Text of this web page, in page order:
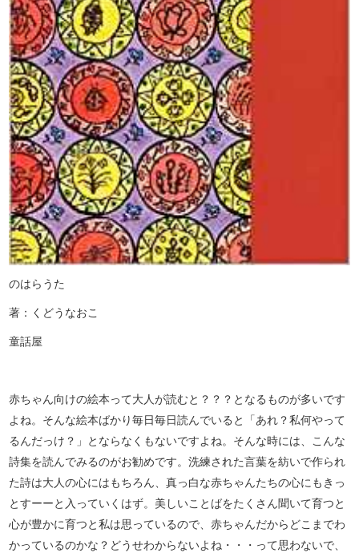
のはらうた
著：くどうなおこ
童話屋
赤ちゃん向けの絵本って大人が読むと？？？となるものが多いです
よね。そんな絵本ばかり毎日毎日読んでいると「あれ？私何やって
るんだっけ？」とならなくもないですよね。そんな時には、こんな
詩集を読んでみるのがお勧めです。洗練された言葉を紡いで作られ
た詩は大人の心にはもちろん、真っ白な赤ちゃんたちの心にもきっ
とすーーと入っていくはず。美しいことばをたくさん聞いて育つと
心が豊かに育つと私は思っているので、赤ちゃんだからどこまでわ
かっているのかな？どうせわからないよね・・・って思わないで、